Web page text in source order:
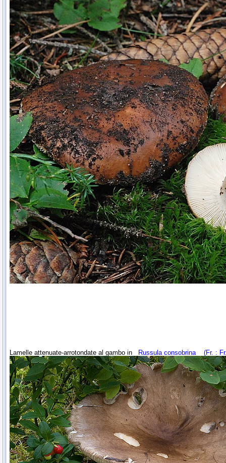
Lamelle attenuate-arrotondate al gambo in Russula consobrina (Fr. :